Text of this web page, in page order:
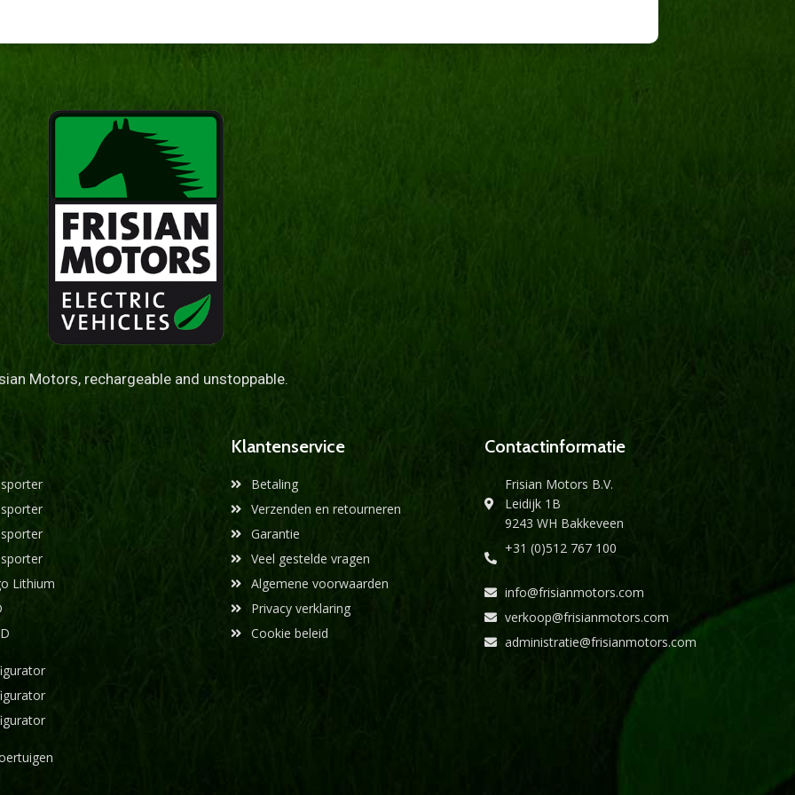
Motors, rechargeable and unstoppable.
Lithium
Klantenservice
Betaling
Verzenden en retourneren
Garantie
Veel gestelde vragen
Algemene voorwaarden
Privacy verklaring
Cookie beleid
Contactinformatie
Frisian Motors B.V.
Leidijk 1B
9243 WH Bakkeveen
+31 (0)512 767 100
info@frisianmotors.com
verkoop@frisianmotors.com
administratie@frisianmotors.com